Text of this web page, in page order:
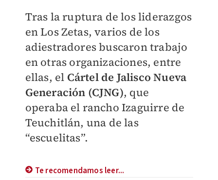
Tras la ruptura de los liderazgos
en Los Zetas, varios de los
adiestradores buscaron trabajo
en otras organizaciones, entre
ellas, el Cártel de Jalisco Nueva
Generación (CJNG), que
operaba el rancho Izaguirre de
Teuchitlán, una de las
“escuelitas”.
Te recomendamos leer...